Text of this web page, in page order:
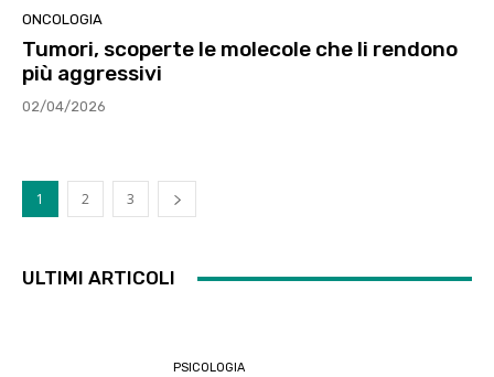
ONCOLOGIA
Tumori, scoperte le molecole che li rendono
più aggressivi
02/04/2026
1 2 3
ULTIMI ARTICOLI
PSICOLOGIA